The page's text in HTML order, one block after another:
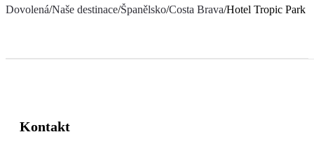
Dovolená/Naše destinace/Španělsko/Costa Brava/Hotel Tropic Park
Kontakt